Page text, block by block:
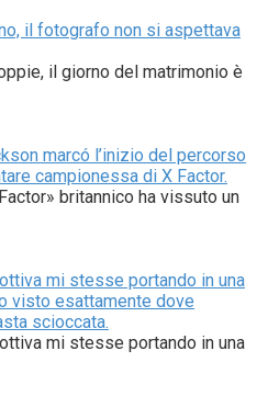
il fotografo non si aspettava
il giorno del matrimonio è
marcó l’inizio del percorso
campionessa di X Factor.
britannico ha vissuto un
mi stesse portando in una
visto esattamente dove
scioccata.
mi stesse portando in una